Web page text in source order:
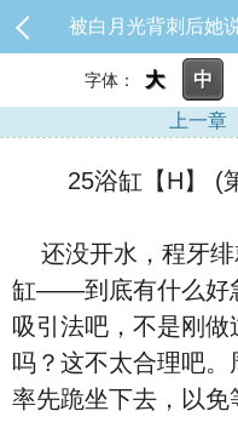
被白月光背刺后她
字体： 大 中
上一章
25浴缸【H】 (
还没开水，程牙绯
缸——到底有什么好
吸引法吧，不是刚
吗？这不太合理吧
率先跪坐下去，以免